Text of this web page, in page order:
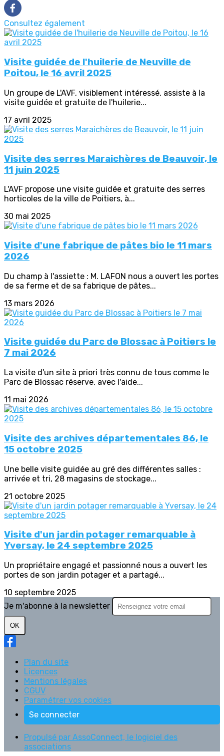
Consultez également
Visite guidée de l'huilerie de Neuville de
Poitou, le 16 avril 2025
Un groupe de L'AVF, visiblement intéressé, assiste à la
visite guidée et gratuite de l'huilerie...
17 avril 2025
Visite des serres Maraichères de Beauvoir, le
11 juin 2025
L'AVF propose une visite guidée et gratuite des serres
horticoles de la ville de Poitiers, à...
30 mai 2025
Visite d'une fabrique de pâtes bio le 11 mars
2026
Du champ à l'assiette : M. LAFON nous a ouvert les portes
de sa ferme et de sa fabrique de pâtes...
13 mars 2026
Visite guidée du Parc de Blossac à Poitiers le
7 mai 2026
La visite d'un site à priori très connu de tous comme le
Parc de Blossac réserve, avec l'aide...
11 mai 2026
Visite des archives départementales 86, le
15 octobre 2025
Une belle visite guidée au gré des différentes salles :
arrivée et tri, 28 magasins de stockage...
21 octobre 2025
Visite d'un jardin potager remarquable à
Yversay, le 24 septembre 2025
Un propriétaire engagé et passionné nous a ouvert les
portes de son jardin potager et a partagé...
10 septembre 2025
Je m'abonne à la newsletter
OK
Plan du site
Licences
Mentions légales
CGUV
Paramétrer vos cookies
Se connecter
Propulsé par AssoConnect, le logiciel des
associations